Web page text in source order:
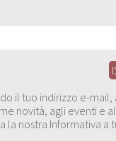
il tuo indirizzo e-
novità, agli eventi e
la nostra Informativa a